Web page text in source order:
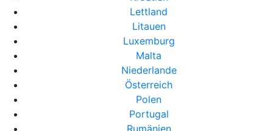
Lettland
Litauen
Luxemburg
Malta
Niederlande
Österreich
Polen
Portugal
Rumänien